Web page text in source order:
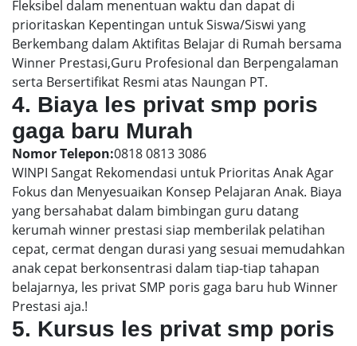
Fleksibel dalam menentuan waktu dan dapat di
prioritaskan Kepentingan untuk Siswa/Siswi yang
Berkembang dalam Aktifitas Belajar di Rumah bersama
Winner Prestasi,Guru Profesional dan Berpengalaman
serta Bersertifikat Resmi atas Naungan PT.
4. Biaya les privat smp poris
gaga baru Murah
Nomor Telepon:0818 0813 3086
WINPI Sangat Rekomendasi untuk Prioritas Anak Agar
Fokus dan Menyesuaikan Konsep Pelajaran Anak. Biaya
yang bersahabat dalam bimbingan guru datang
kerumah winner prestasi siap memberilak pelatihan
cepat, cermat dengan durasi yang sesuai memudahkan
anak cepat berkonsentrasi dalam tiap-tiap tahapan
belajarnya, les privat SMP poris gaga baru hub Winner
Prestasi aja.!
5. Kursus les privat smp poris